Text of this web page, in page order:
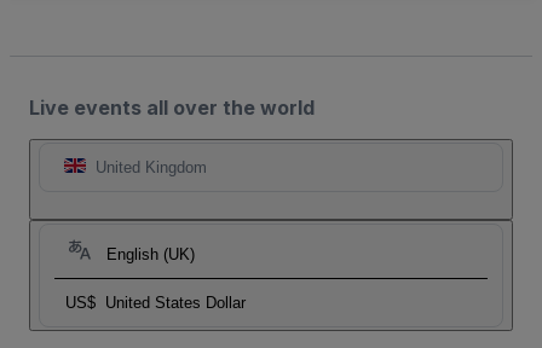
Live events all over the world
United Kingdom
English (UK)
US$ United States Dollar